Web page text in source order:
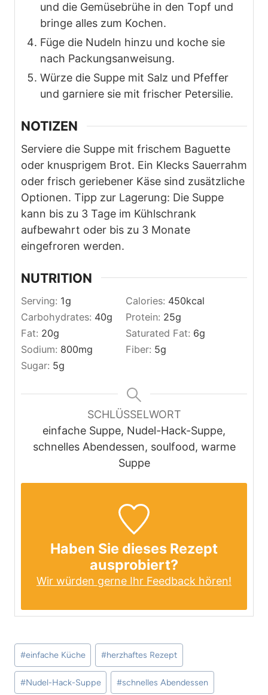
und die Gemüsebrühe in den Topf und
bringe alles zum Kochen.
Füge die Nudeln hinzu und koche sie
nach Packungsanweisung.
Würze die Suppe mit Salz und Pfeffer
und garniere sie mit frischer Petersilie.
NOTIZEN
Serviere die Suppe mit frischem Baguette
oder knusprigem Brot. Ein Klecks Sauerrahm
oder frisch geriebener Käse sind zusätzliche
Optionen. Tipp zur Lagerung: Die Suppe
kann bis zu 3 Tage im Kühlschrank
aufbewahrt oder bis zu 3 Monate
eingefroren werden.
NUTRITION
Serving: 1g Calories: 450kcal
Carbohydrates: 40g Protein: 25g
Fat: 20g Saturated Fat: 6g
Sodium: 800mg Fiber: 5g
Sugar: 5g
SCHLÜSSELWORT
einfache Suppe, Nudel-Hack-Suppe,
schnelles Abendessen, soulfood, warme
Suppe
Haben Sie dieses Rezept
ausprobiert?
Wir würden gerne Ihr Feedback hören!
Schlagworte:
#einfache Küche #herzhaftes Rezept
#Nudel-Hack-Suppe #schnelles Abendessen